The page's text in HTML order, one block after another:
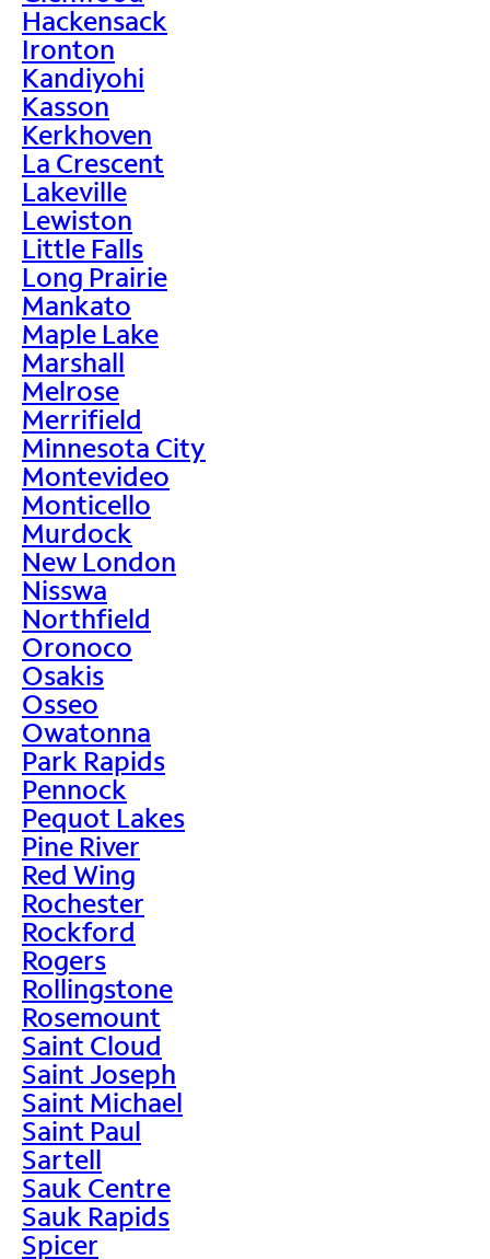
Hackensack
Ironton
Kandiyohi
Kasson
Kerkhoven
La Crescent
Lakeville
Lewiston
Little Falls
Long Prairie
Mankato
Maple Lake
Marshall
Melrose
Merrifield
Minnesota City
Montevideo
Monticello
Murdock
New London
Nisswa
Northfield
Oronoco
Osakis
Osseo
Owatonna
Park Rapids
Pennock
Pequot Lakes
Pine River
Red Wing
Rochester
Rockford
Rogers
Rollingstone
Rosemount
Saint Cloud
Saint Joseph
Saint Michael
Saint Paul
Sartell
Sauk Centre
Sauk Rapids
Spicer